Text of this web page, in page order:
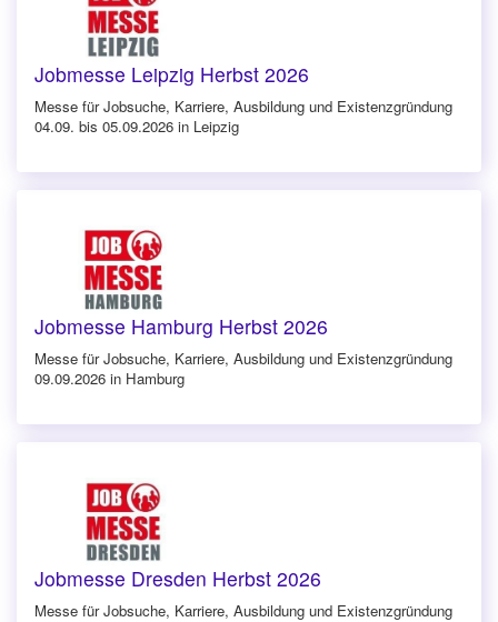
Jobmesse Leipzig Herbst 2026
Messe für Jobsuche, Karriere, Ausbildung und Existenzgründung
04.09. bis 05.09.2026 in Leipzig
Jobmesse Hamburg Herbst 2026
Messe für Jobsuche, Karriere, Ausbildung und Existenzgründung
09.09.2026 in Hamburg
Jobmesse Dresden Herbst 2026
Messe für Jobsuche, Karriere, Ausbildung und Existenzgründung